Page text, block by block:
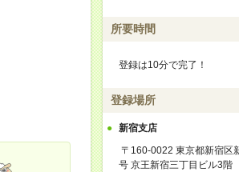
所要時間
登録は10分で完了！
登録場所
新宿支店
〒160-0022 東京都新宿区
号 京王新宿三丁目ビル3階